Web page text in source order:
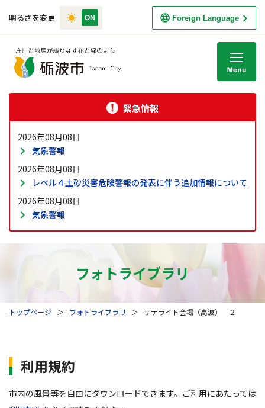
明るさを変更 Foreign Language
緊急情報
2026年08月08日
気象警報
2026年08月08日
レベル４土砂災害危険警報の発表に伴う追加情報について
2026年08月08日
気象警報
フォトライブラリ
トップページ ＞ フォトライブラリ ＞ サテライト会場（高波） ２
利用規約
市内の風景等を自由にダウンロードできます。ご利用にあたっては